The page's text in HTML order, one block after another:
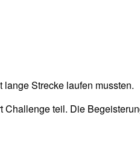
Strecke laufen mussten.
Challenge teil. Die